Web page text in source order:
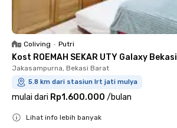
Coliving • Putri
Kost ROEMAH SEKAR UTY Galaxy Bekasi
Jakasampurna, Bekasi Barat
5.8 km dari stasiun lrt jati mulya
mulai dari Rp1.600.000 /bulan
Lihat info lebih banyak